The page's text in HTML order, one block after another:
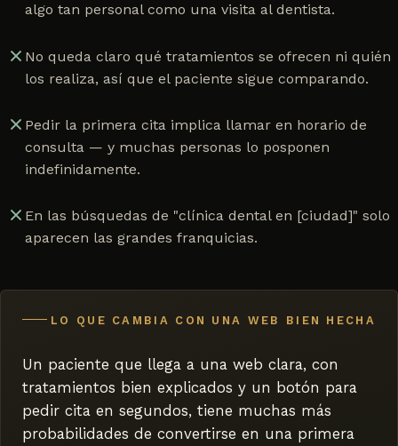
algo tan personal como una visita al dentista.
No queda claro qué tratamientos se ofrecen ni quién
los realiza, así que el paciente sigue comparando.
Pedir la primera cita implica llamar en horario de
consulta — y muchas personas lo posponen
indefinidamente.
En las búsquedas de "clínica dental en [ciudad]" solo
aparecen las grandes franquicias.
LO QUE CAMBIA CON UNA WEB BIEN HECHA
Un paciente que llega a una web clara, con
tratamientos bien explicados y un botón para
pedir cita en segundos, tiene muchas más
probabilidades de convertirse en una primera